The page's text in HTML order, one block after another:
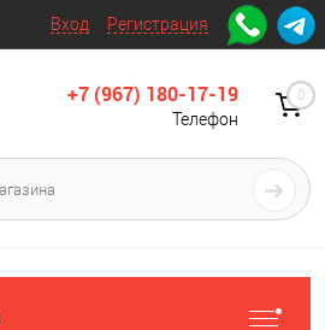
Вход Регистрация
+7 (967) 180-17-19
Телефон
0